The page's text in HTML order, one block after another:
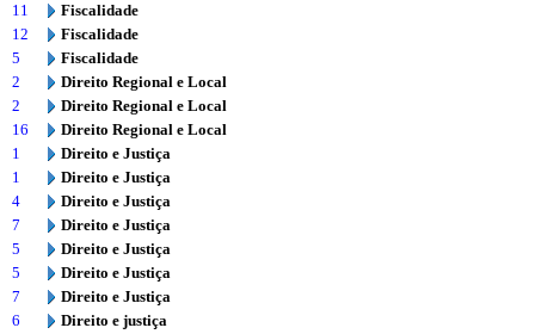
11
Fiscalidade
12
Fiscalidade
5
Fiscalidade
2
Direito Regional e Local
2
Direito Regional e Local
16
Direito Regional e Local
1
Direito e Justiça
1
Direito e Justiça
4
Direito e Justiça
7
Direito e Justiça
5
Direito e Justiça
5
Direito e Justiça
7
Direito e Justiça
6
Direito e justiça